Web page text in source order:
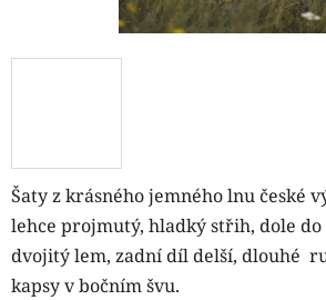
Šaty z krásného jemného lnu české
lehce projmutý, hladký střih, dole
dvojitý lem, zadní díl delší, dlouhé
kapsy v bočním švu.